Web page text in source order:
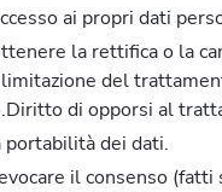
ai propri dati
la rettifica o la
del
di opporsi al
dei dati.
il consenso (fatti